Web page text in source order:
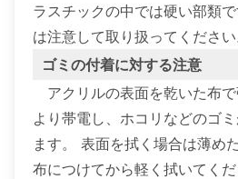
ラスチックの中では硬い部類
は注意して取り扱ってください
ゴミの付着に対する注意
アクリルの表面を乾いた布
より帯電し、ホコリなどのゴ
ます。 表面を拭く場合は薄め
布につけてから軽く拭いてくだ